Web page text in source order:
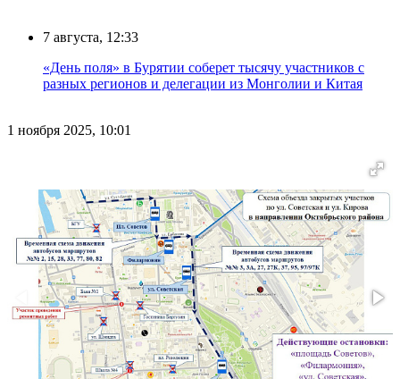
7 августа, 12:33
«День поля» в Бурятии соберет тысячу участников с
разных регионов и делегации из Монголии и Китая
1 ноября 2025, 10:01